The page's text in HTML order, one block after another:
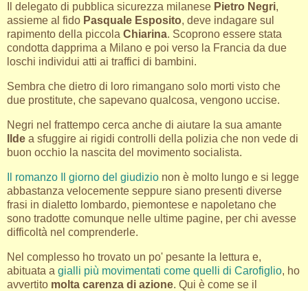
Il delegato di pubblica sicurezza milanese Pietro Negri,
assieme al fido Pasquale Esposito, deve indagare sul
rapimento della piccola Chiarina. Scoprono essere stata
condotta dapprima a Milano e poi verso la Francia da due
loschi individui atti ai traffici di bambini.
Sembra che dietro di loro rimangano solo morti visto che
due prostitute, che sapevano qualcosa, vengono uccise.
Negri nel frattempo cerca anche di aiutare la sua amante
Ilde a sfuggire ai rigidi controlli della polizia che non vede di
buon occhio la nascita del movimento socialista.
Il romanzo Il giorno del giudizio non è molto lungo e si legge
abbastanza velocemente seppure siano presenti diverse
frasi in dialetto lombardo, piemontese e napoletano che
sono tradotte comunque nelle ultime pagine, per chi avesse
difficoltà nel comprenderle.
Nel complesso ho trovato un po' pesante la lettura e,
abituata a gialli più movimentati come quelli di Carofiglio, ho
avvertito molta carenza di azione. Qui è come se il